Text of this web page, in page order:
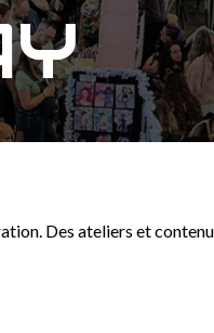
Des ateliers et